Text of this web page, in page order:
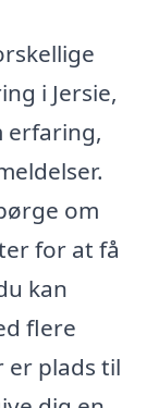
i Jersie,
erfaring,
om
for at få
kan
flere
er plads til